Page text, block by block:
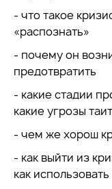
- что такое
«распознать»
- почему он
предотвратить
- какие стадии
какие угрозы
- чем же хорош
- как выйти из
как